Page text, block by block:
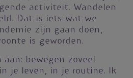
activiteit. Wandelen
Dat is iets wat we
zijn gaan doen,
is geworden.
bewegen zoveel
je leven, in je routine. Ik